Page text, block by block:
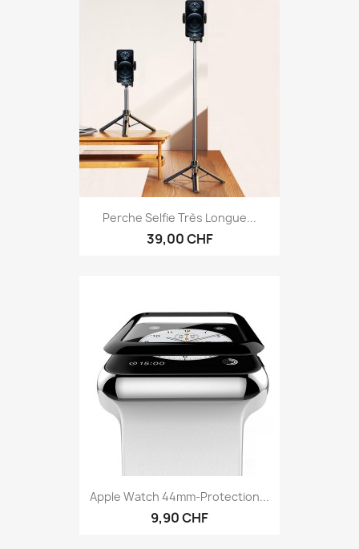
Perche Selfie Très Longue...
39,00 CHF
Apple Watch 44mm-Protection...
9,90 CHF